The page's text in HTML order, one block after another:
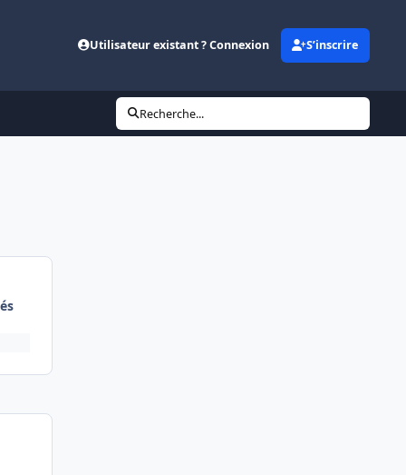
Utilisateur existant ? Connexion S’inscrire
Recherche...